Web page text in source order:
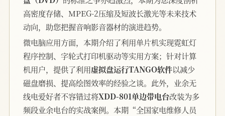
高密度存储、MPEG-2压缩及短波长激光等未来技术
动向，助您把握音响影音器材的演进趋势。
微电脑应用方面，本期介绍了利用单片机实现霓虹灯
程序控制、字轮式打印机驱动等实用方案；针对计算
机用户，提供了利用虚拟盘运行TANGO软件以减少
磁盘磨损、提高绘图效率的经验之谈。此外，业余无
线电爱好者不容错过将XDD-801单边带电台改装为多
频段业余电台的实战案例。本期“全国家电维修人员